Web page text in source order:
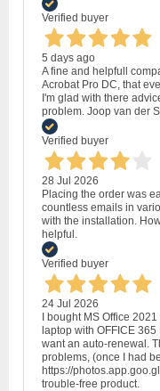
Verified buyer
5 days ago
A fine and helpfull
Acrobat Pro DC, that
I'm glad with there
problem. Joop van der
Verified buyer
28 Jul 2026
Placing the order was
countless emails in
with the installation.
helpful.
Verified buyer
24 Jul 2026
I bought MS Office
laptop with OFFICE 365
want an auto-renewal.
problems, (once I had
https://
trouble-free product.